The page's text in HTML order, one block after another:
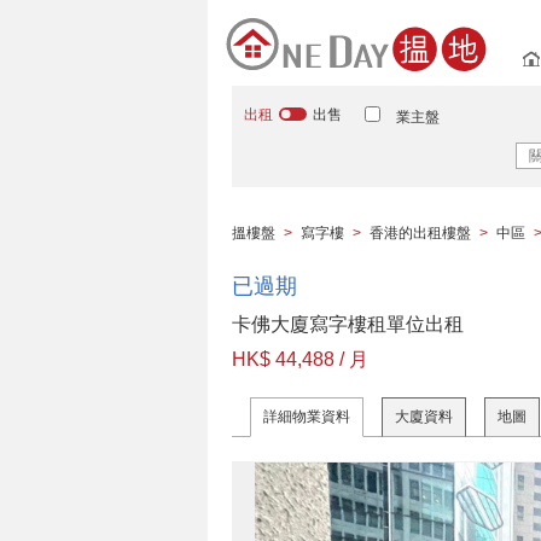
出租 出售 業主盤
搵樓盤 > 寫字樓 > 香港的出租樓盤 > 中區 >
已過期
卡佛大廈寫字樓租單位出租
HK$ 44,488 / 月
詳細物業資料 大廈資料 地圖